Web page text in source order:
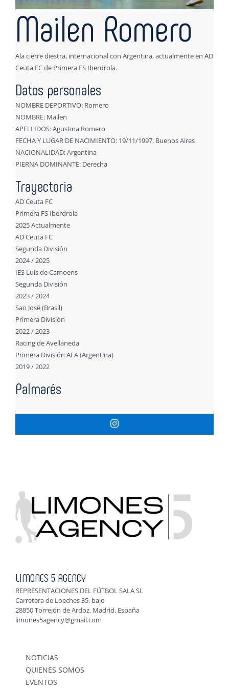
Mailen Romero
Ala cierre diestra, internacional con Argentina, actualmente en AD
Ceuta FC de Primera FS Iberdrola.
Datos personales
NOMBRE DEPORTIVO: Romero
NOMBRE: Mailen
APELLIDOS: Agustina Romero
FECHA Y LUGAR DE NACIMIENTO: 19/11/1997, Buenos Aires
NACIONALIDAD: Argentina
PIERNA DOMINANTE: Derecha
Trayectoria
AD Ceuta FC
Primera FS Iberdrola
2025 Actualmente
AD Ceuta FC
Segunda División
2024 / 2025
IES Luis de Camoens
Segunda División
2023 / 2024
Sao José (Brasil)
Primera División
2022 / 2023
Racing de Avellaneda
Primera División AFA (Argentina)
2019 / 2022
Palmarés
LIMONES 5 AGENCY
REPRESENTACIONES DEL FÚTBOL SALA SL
Carretera de Loeches 35, bajo
28850 Torrejón de Ardoz, Madrid. España
limones5agency@gmail.com
NOTICIAS
QUIENES SOMOS
EVENTOS